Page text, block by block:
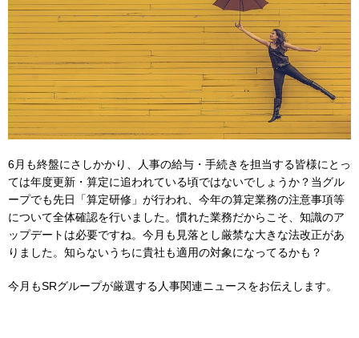
6月も終盤にさしかかり、人事の給与・手続きを担当する皆様にとっ
ては年度更新・算定に追われている頃ではないでしょうか？当グル
ープでも先日「算定研修」が行われ、今年の算定業務の注意事項等
について全体確認を行いました。慣れた業務だからこそ、知識のア
ップデートは必要ですね。今月も見落とし厳禁な大きな法改正があ
りました。知らないうちに貴社も適用の対象になってるかも？
今月もSRグループが厳選する人事関連ニュースをお伝えします。